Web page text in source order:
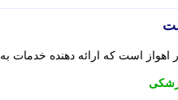
اهواز است که ارائه دهنده خدمات به